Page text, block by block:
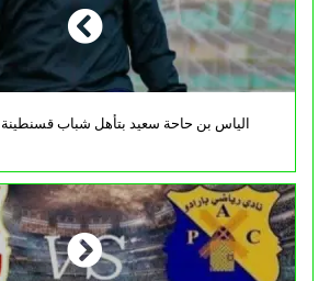
الياس بن حاحة سعيد بتأهل شباب